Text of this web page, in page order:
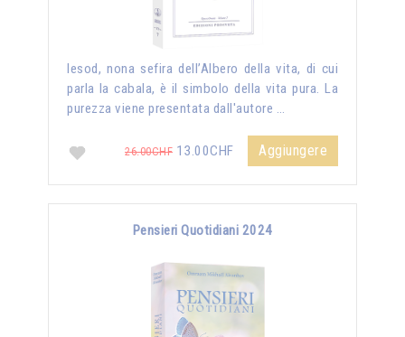
Iesod, nona sefira dell’Albero della vita, di cui
parla la cabala, è il simbolo della vita pura. La
purezza viene presentata dall'autore …
26.00CHF 13.00CHF Aggiungere
Pensieri Quotidiani 2024